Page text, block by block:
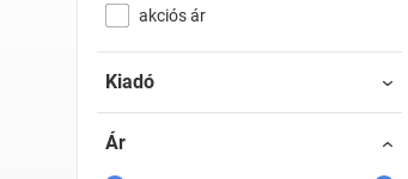
akciós ár
Kiadó
Ár